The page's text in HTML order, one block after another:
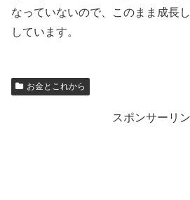
なっていないので、このまま成長
しています。
お金とこれから
スポンサーリ